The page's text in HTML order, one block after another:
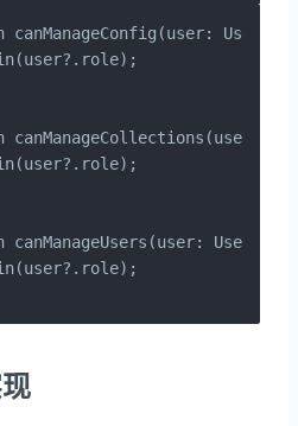
canManageConfig(user: User
canManageCollections(user:
canManageUsers(user: User |